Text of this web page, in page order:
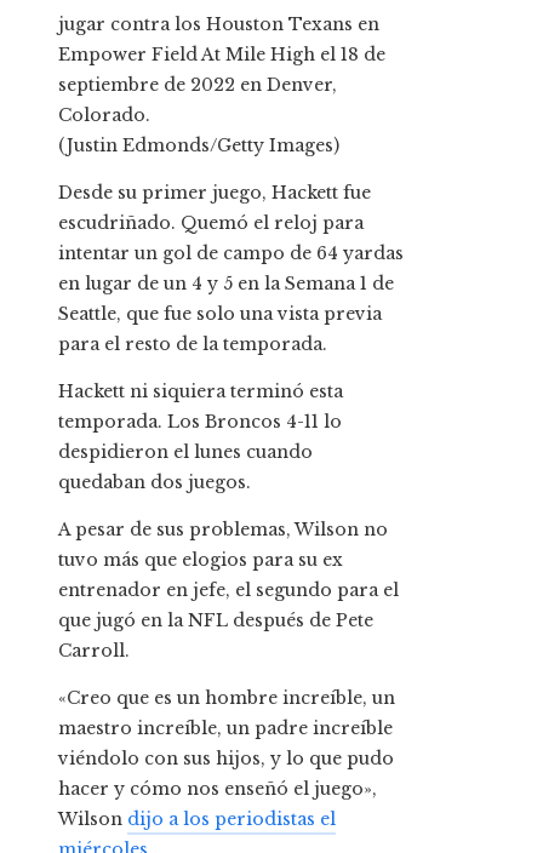
jugar contra los Houston Texans en
Empower Field At Mile High el 18 de
septiembre de 2022 en Denver,
Colorado.
(Justin Edmonds/Getty Images)
Desde su primer juego, Hackett fue
escudriñado. Quemó el reloj para
intentar un gol de campo de 64 yardas
en lugar de un 4 y 5 en la Semana 1 de
Seattle, que fue solo una vista previa
para el resto de la temporada.
Hackett ni siquiera terminó esta
temporada. Los Broncos 4-11 lo
despidieron el lunes cuando
quedaban dos juegos.
A pesar de sus problemas, Wilson no
tuvo más que elogios para su ex
entrenador en jefe, el segundo para el
que jugó en la NFL después de Pete
Carroll.
«Creo que es un hombre increíble, un
maestro increíble, un padre increíble
viéndolo con sus hijos, y lo que pudo
hacer y cómo nos enseñó el juego»,
Wilson dijo a los periodistas el